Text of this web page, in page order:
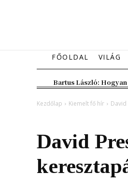
FŐOLDAL VILÁG
Bartus László:
Kezdőlap Kiemelt fő hír
David